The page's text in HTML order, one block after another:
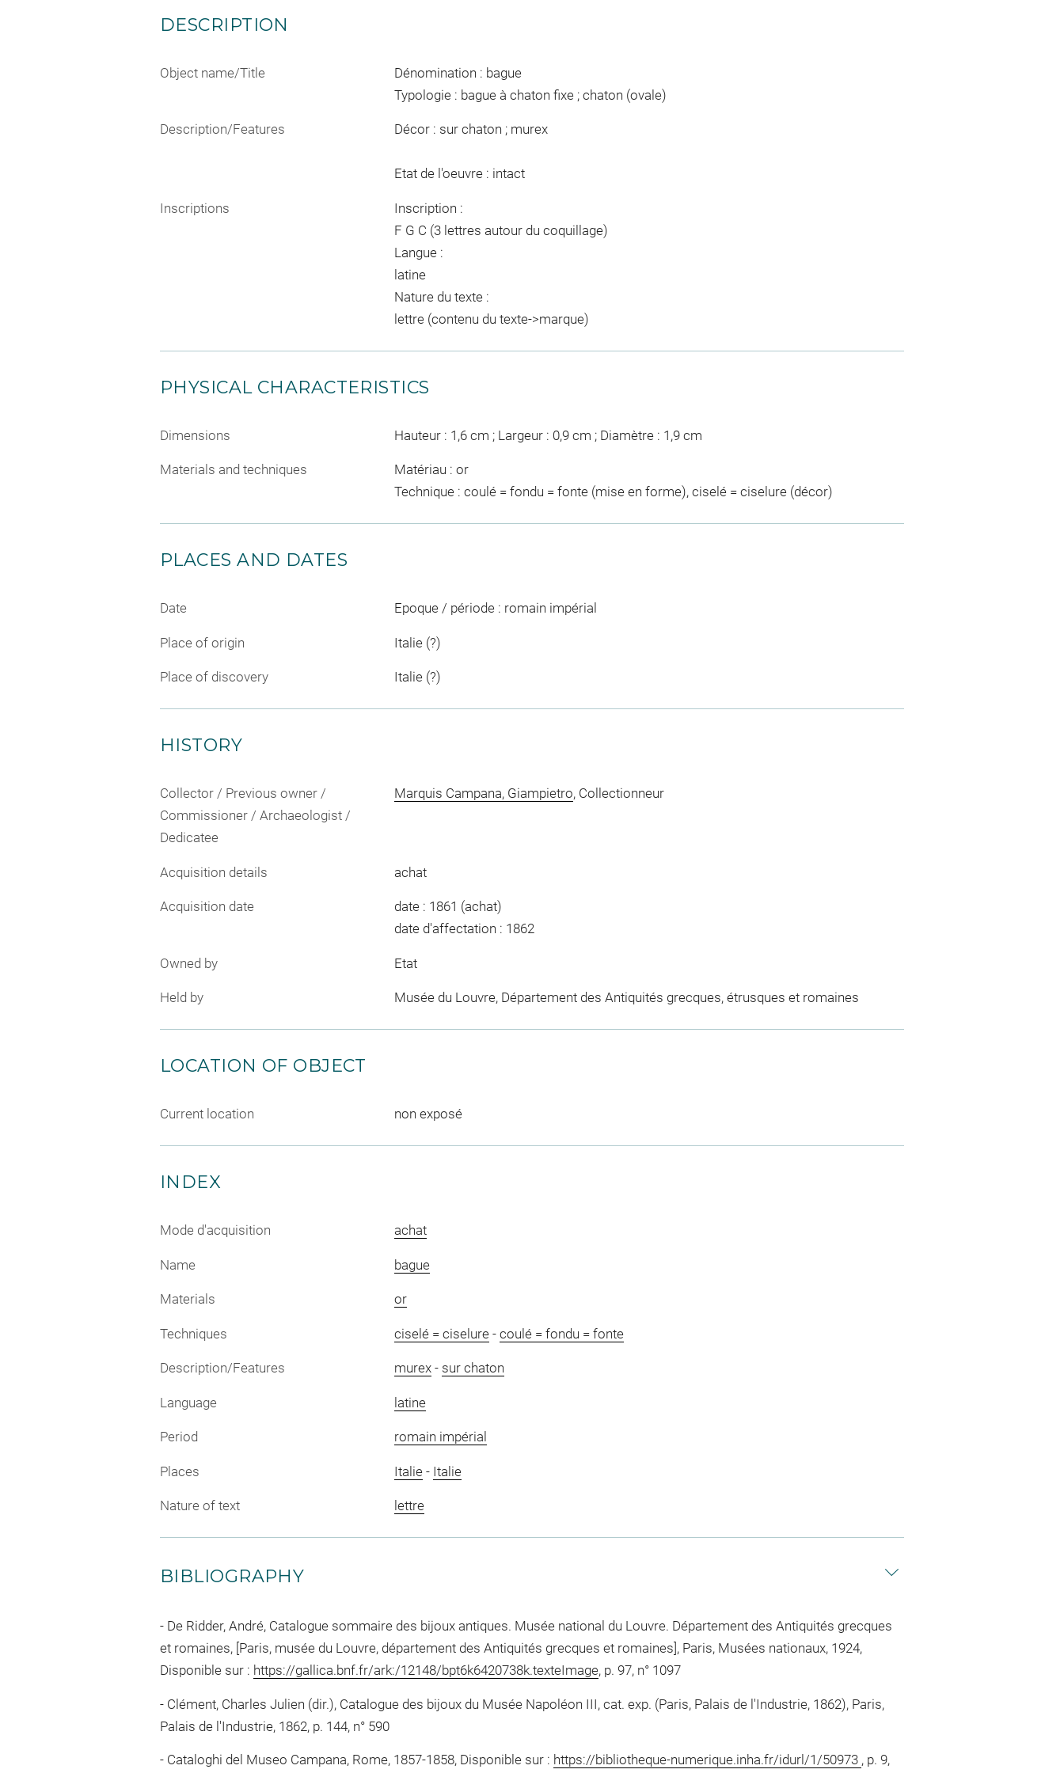
DESCRIPTION
Object name/Title
Dénomination : bague
Typologie : bague à chaton fixe ; chaton (ovale)
Description/Features Décor : sur chaton ; murex
Etat de l'oeuvre : intact
Inscriptions
Inscription :
F G C (3 lettres autour du coquillage)
Langue :
latine
Nature du texte :
lettre (contenu du texte->marque)
PHYSICAL CHARACTERISTICS
Dimensions Hauteur : 1,6 cm ; Largeur : 0,9 cm ; Diamètre : 1,9 cm
Materials and techniques
Matériau : or
Technique : coulé = fondu = fonte (mise en forme), ciselé = ciselure (décor)
PLACES AND DATES
Date Epoque / période : romain impérial
Place of origin Italie (?)
Place of discovery Italie (?)
HISTORY
Collector / Previous owner /
Commissioner / Archaeologist /
Dedicatee
Marquis Campana, Giampietro, Collectionneur
Acquisition details achat
Acquisition date
date : 1861 (achat)
date d'affectation : 1862
Owned by Etat
Held by Musée du Louvre, Département des Antiquités grecques, étrusques et romaines
LOCATION OF OBJECT
Current location non exposé
INDEX
Mode d'acquisition achat
Name bague
Materials or
Techniques ciselé = ciselure- coulé = fondu = fonte
Description/Features murex- sur chaton
Language latine
Period romain impérial
Places Italie- Italie
Nature of text lettre
BIBLIOGRAPHY
De Ridder, André, Catalogue sommaire des bijoux antiques. Musée national du Louvre. Département des Antiquités grecques
et romaines, [Paris, musée du Louvre, département des Antiquités grecques et romaines], Paris, Musées nationaux, 1924,
Disponible sur : https://gallica.bnf.fr/ark:/12148/bpt6k6420738k.texteImage, p. 97, n° 1097
Clément, Charles Julien (dir.), Catalogue des bijoux du Musée Napoléon III, cat. exp. (Paris, Palais de l'Industrie, 1862), Paris,
Palais de l'Industrie, 1862, p. 144, n° 590
Cataloghi del Museo Campana, Rome, 1857-1858, Disponible sur : https://bibliotheque-numerique.inha.fr/idurl/1/50973 , p. 9,